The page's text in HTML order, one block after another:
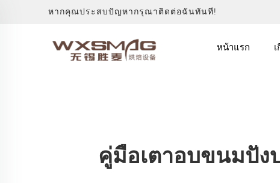
หากคุณประสบปัญหากรุณาติดต่อฉันทันที!
หน้าแรก
คู่มือเตาอบขนมปั